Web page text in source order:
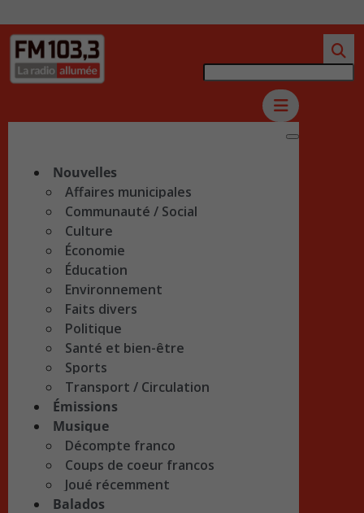
Nouvelles
Affaires municipales
Communauté / Social
Culture
Économie
Éducation
Environnement
Faits divers
Politique
Santé et bien-être
Sports
Transport / Circulation
Émissions
Musique
Décompte franco
Coups de coeur francos
Joué récemment
Balados